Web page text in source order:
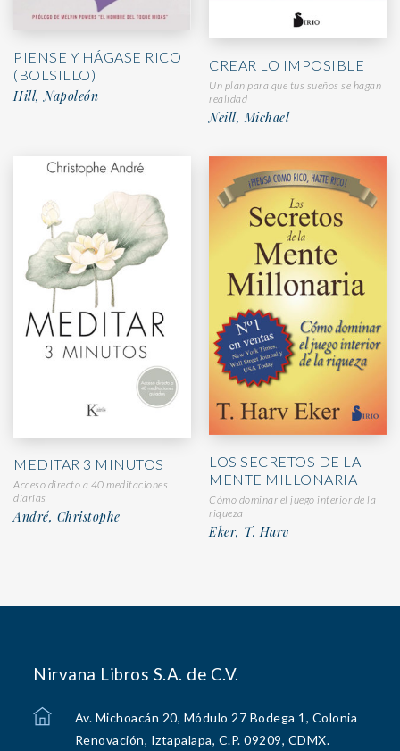
PIENSE Y HÁGASE RICO
(BOLSILLO)
Hill, Napoleón
CREAR LO IMPOSIBLE
Un plan para que tus sueños se hagan
realidad
Neill, Michael
MEDITAR 3 MINUTOS
Acceso directo a 40 meditaciones
diarias
André, Christophe
LOS SECRETOS DE LA
MENTE MILLONARIA
Cómo dominar el juego interior de la
riqueza
Eker, T. Harv
Nirvana Libros S.A. de C.V.
Av. Michoacán 20, Módulo 27 Bodega 1, Colonia
Renovación, Iztapalapa, C.P. 09209, CDMX.